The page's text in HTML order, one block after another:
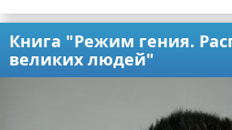
Книга "Режим гения.
великих людей"